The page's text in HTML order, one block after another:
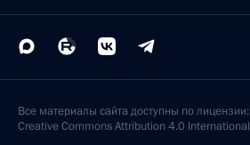
Все материалы сайта доступны по лицензии:
Creative Commons Attribution 4.0 International